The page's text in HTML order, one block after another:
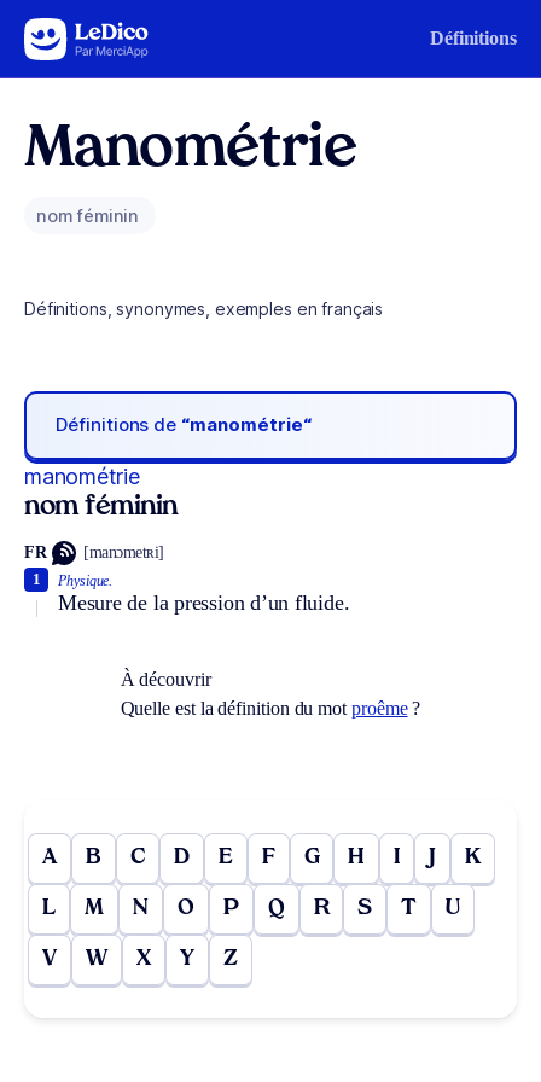
Aller au contenu Définitions
Manométrie
nom féminin
Définitions, synonymes, exemples en français
Définitions de “manométrie“
manométrie
nom féminin
FR [manɔmetʀi]
Physique.
Mesure de la pression d’un fluide.
1
À découvrir
Quelle est la définition du motproême?
A B C D E F G H I J K
L M N O P Q R S T U
V W X Y Z